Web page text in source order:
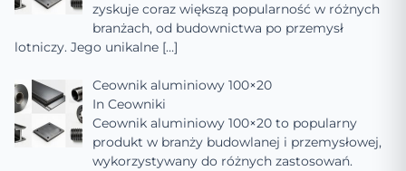
zyskuje coraz większą popularność w różnych
branżach, od budownictwa po przemysł
lotniczy. Jego unikalne […]
Ceownik aluminiowy 100×20
In Ceowniki
Ceownik aluminiowy 100×20 to popularny
produkt w branży budowlanej i przemysłowej,
wykorzystywany do różnych zastosowań.